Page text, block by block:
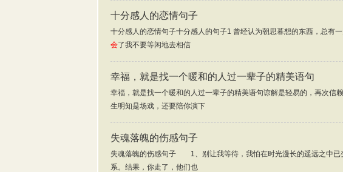
十分感人的恋情句子
十分感人的恋情句子十分感人的句子1 曾经认为朝思暮想的东西，总有
会了我不要等闲地去相信
幸福，就是找一个暖和的人过一辈子的精美语句
幸福，就是找一个暖和的人过一辈子的精美语句谅解是轻易的，再次信
生明知是场戏，还要陪你演下
失魂落魄的伤感句子
失魂落魄的伤感句子 1、别让我等待，我怕在时光漫长的遥远之中
系。结果，你走了，他们也